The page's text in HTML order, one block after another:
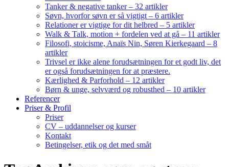
Tanker & negative tanker – 32 artikler
Søvn, hvorfor søvn er så vigtigt – 6 artikler
Relationer er vigtige for dit helbred – 5 artikler
Walk & Talk, motion + fordelen ved at gå – 11 artikler
Filosofi, stoicisme, Anaïs Nin, Søren Kierkegaard – 8
artikler
Trivsel er ikke alene forudsætningen for et godt liv, det
er også forudsætningen for at præstere.
Kærlighed & Parforhold – 12 artikler
Børn & unge, selvværd og robusthed – 10 artikler
Referencer
Priser & Profil
Priser
CV – uddannelser og kurser
Kontakt
Betingelser, etik og det med småt